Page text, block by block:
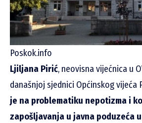
Poskok.info
Ljiljana Pirić, neovisna vijećnica u
današnjoj sjednici Općinskog vijeća
je na problematiku nepotizma i
zapošljavanja u javna poduzeća